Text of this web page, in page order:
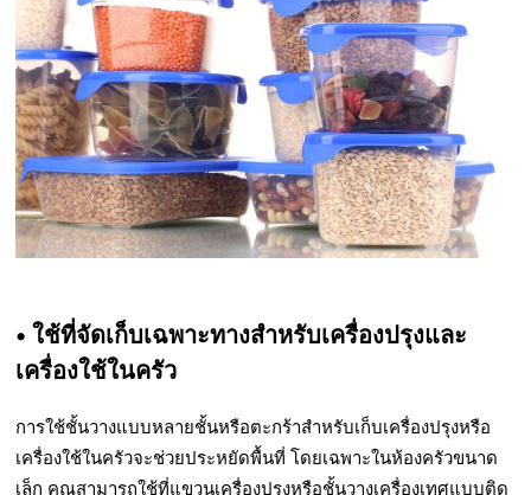
• ใช้ที่จัดเก็บเฉพาะทางสำหรับเครื่องปรุงและ
เครื่องใช้ในครัว
การใช้ชั้นวางแบบหลายชั้นหรือตะกร้าสำหรับเก็บเครื่องปรุงหรือ
เครื่องใช้ในครัวจะช่วยประหยัดพื้นที่ โดยเฉพาะในห้องครัวขนาด
เล็ก คุณสามารถใช้ที่แขวนเครื่องปรุงหรือชั้นวางเครื่องเทศแบบติด